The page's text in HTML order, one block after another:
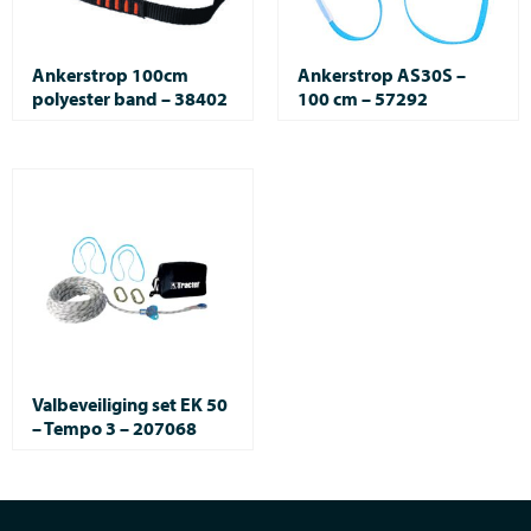
Ankerstrop 100cm
polyester band – 38402
Ankerstrop AS30S –
100 cm – 57292
Valbeveiliging set EK 50
– Tempo 3 – 207068